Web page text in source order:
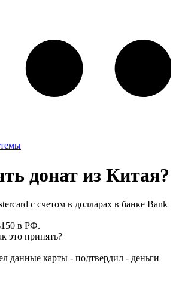
донат из Китая?
с счетом в долларах в банке Bank
в РФ.
это принять?
данные карты - подтвердил - деньги